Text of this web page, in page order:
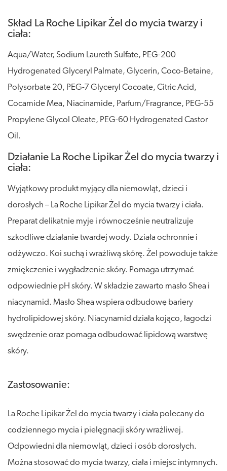
Skład La Roche Lipikar Żel do mycia twarzy i
ciała:
Aqua/Water, Sodium Laureth Sulfate, PEG-200
Hydrogenated Glyceryl Palmate, Glycerin, Coco-Betaine,
Polysorbate 20, PEG-7 Glyceryl Cocoate, Citric Acid,
Cocamide Mea, Niacinamide, Parfum/Fragrance, PEG-55
Propylene Glycol Oleate, PEG-60 Hydrogenated Castor
Oil.
Działanie La Roche Lipikar Żel do mycia twarzy i
ciała:
Wyjątkowy produkt myjący dla niemowląt, dzieci i
dorosłych – La Roche Lipikar Żel do mycia twarzy i ciała.
Preparat delikatnie myje i równocześnie neutralizuje
szkodliwe działanie twardej wody. Działa ochronnie i
odżywczo. Koi suchą i wrażliwą skórę. Żel powoduje także
zmiękczenie i wygładzenie skóry. Pomaga utrzymać
odpowiednie pH skóry. W składzie zawarto masło Shea i
niacynamid. Masło Shea wspiera odbudowę bariery
hydrolipidowej skóry. Niacynamid działa kojąco, łagodzi
swędzenie oraz pomaga odbudować lipidową warstwę
skóry.
Zastosowanie:
La Roche Lipikar Żel do mycia twarzy i ciała polecany do
codziennego mycia i pielęgnacji skóry wrażliwej.
Odpowiedni dla niemowląt, dzieci i osób dorosłych.
Można stosować do mycia twarzy, ciała i miejsc intymnych.